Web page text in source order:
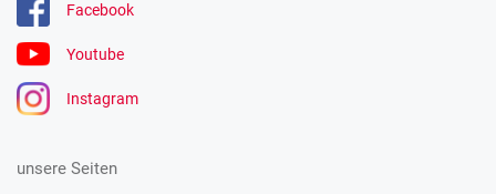
Facebook
Youtube
Instagram
unsere Seiten